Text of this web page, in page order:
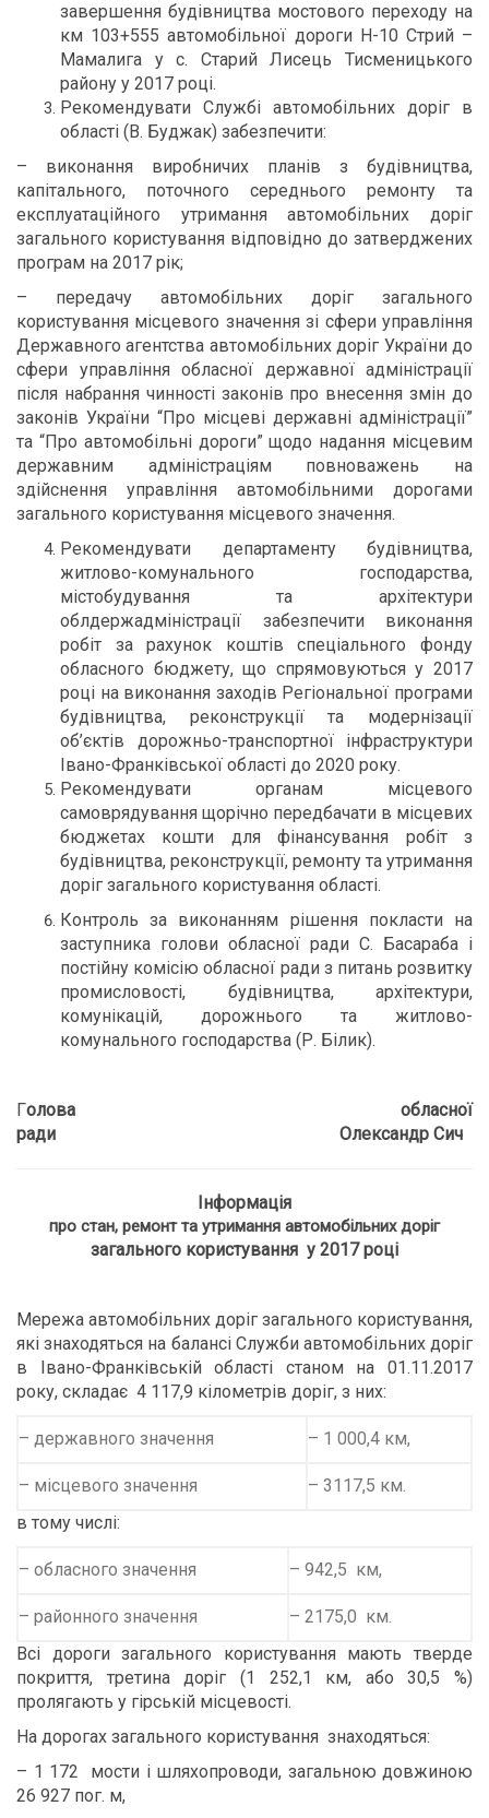
завершення будівництва мостового переходу на
км 103+555 автомобільної дороги Н-10 Стрий –
Мамалига у с. Старий Лисець Тисменицького
району у 2017 році.
Рекомендувати Службі автомобільних доріг в
області (В. Буджак) забезпечити:
– виконання виробничих планів з будівництва,
капітального, поточного середнього ремонту та
експлуатаційного утримання автомобільних доріг
загального користування відповідно до затверджених
програм на 2017 рік;
– передачу автомобільних доріг загального
користування місцевого значення зі сфери управління
Державного агентства автомобільних доріг України до
сфери управління обласної державної адміністрації
після набрання чинності законів про внесення змін до
законів України “Про місцеві державні адміністрації”
та “Про автомобільні дороги” щодо надання місцевим
державним адміністраціям повноважень на
здійснення управління автомобільними дорогами
загального користування місцевого значення.
Рекомендувати департаменту будівництва,
житлово-комунального господарства,
містобудування та архітектури
облдержадміністрації забезпечити виконання
робіт за рахунок коштів спеціального фонду
обласного бюджету, що спрямовуються у 2017
році на виконання заходів Регіональної програми
будівництва, реконструкції та модернізації
об’єктів дорожньо-транспортної інфраструктури
Івано-Франківської області до 2020 року.
Рекомендувати органам місцевого
самоврядування щорічно передбачати в місцевих
бюджетах кошти для фінансування робіт з
будівництва, реконструкції, ремонту та утримання
доріг загального користування області.
Контроль за виконанням рішення покласти на
заступника голови обласної ради С. Басараба і
постійну комісію обласної ради з питань розвитку
промисловості, будівництва, архітектури,
комунікацій, дорожнього та житлово-
комунального господарства (Р. Білик).
Голова обласної
ради Олександр Сич
Інформація
про стан, ремонт та утримання автомобільних доріг
загального користування у 2017 році
Мережа автомобільних доріг загального користування,
які знаходяться на балансі Служби автомобільних доріг
в Івано-Франківській області станом на 01.11.2017
року, складає 4 117,9 кілометрів доріг, з них:
– державного значення – 1 000,4 км,
– місцевого значення
– 3117,5 км.
в тому числі:
– обласного значення – 942,5 км,
– районного значення
– 2175,0 км.
Всі дороги загального користування мають тверде
покриття, третина доріг (1 252,1 км, або 30,5 %)
пролягають у гірській місцевості.
На дорогах загального користування знаходяться:
– 1 172 мости і шляхопроводи, загальною довжиною
26 927 пог. м,